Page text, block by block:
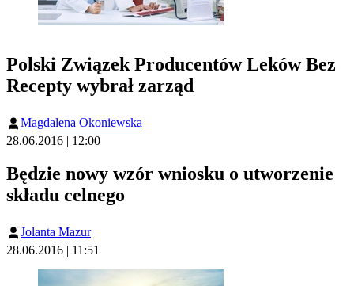
Polski Związek Producentów Leków Bez
Recepty wybrał zarząd
Magdalena Okoniewska
28.06.2016 | 12:00
Będzie nowy wzór wniosku o utworzenie
składu celnego
Jolanta Mazur
28.06.2016 | 11:51